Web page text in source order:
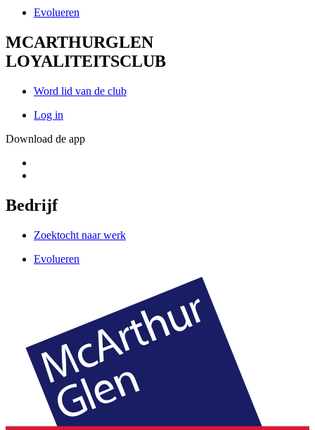
Evolueren
MCARTHURGLEN
LOYALITEITSCLUB
Word lid van de club
Log in
Download de app
Bedrijf
Zoektocht naar werk
Evolueren